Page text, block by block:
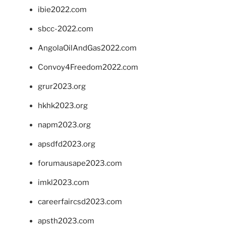
ibie2022.com
sbcc-2022.com
AngolaOilAndGas2022.com
Convoy4Freedom2022.com
grur2023.org
hkhk2023.org
napm2023.org
apsdfd2023.org
forumausape2023.com
imkl2023.com
careerfaircsd2023.com
apsth2023.com